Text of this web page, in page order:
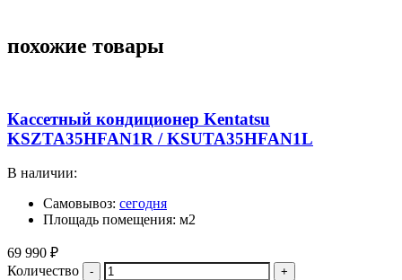
похожие товары
Кассетный кондиционер Kentatsu
KSZTA35HFAN1R / KSUTA35HFAN1L
В наличии:
Самовывоз: сегодня
Площадь помещения: м2
69 990 ₽
Количество